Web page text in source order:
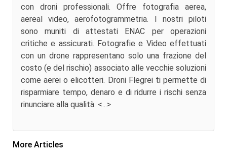
con droni professionali. Offre fotografia aerea,
aereal video, aerofotogrammetria. I nostri piloti
sono muniti di attestati ENAC per operazioni
critiche e assicurati. Fotografie e Video effettuati
con un drone rappresentano solo una frazione del
costo (e del rischio) associato alle vecchie soluzioni
come aerei o elicotteri. Droni Flegrei ti permette di
risparmiare tempo, denaro e di ridurre i rischi senza
rinunciare alla qualità. <...>
More Articles